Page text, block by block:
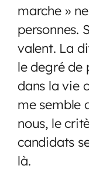
marche »
personnes.
valent. La
le degré de
dans la vie
me semble
nous, le
candidats
là.